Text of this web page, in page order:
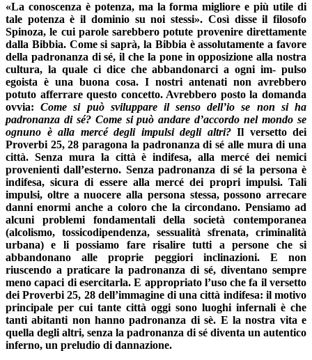
«La conoscenza è potenza, ma la forma migliore e più utile di
tale potenza è il dominio su noi stessi». Così disse il filosofo
Spinoza, le cui parole sarebbero potute provenire direttamente
dalla Bibbia. Come si saprà, la Bibbia è assolutamente a favore
della padro­nanza di sé, il che la pone in opposizione alla nostra
cultura, la quale ci dice che abbandonarci a ogni im- pulso
egoista è una buona cosa. I nostri antenati non avrebbero
potuto afferrare questo concetto. Avrebbero posto la domanda
ovvia:Come si può sviluppare il senso dell’io se non si ha
padronanza di sé? Come si può andare d’accor­do nel mondo se
ognuno è alla mercé degli impulsi degli altri?Il versetto dei
Proverbi 25, 28 paragona la pa­dronanza di sé alle mura di una
città. Senza mura la città è indifesa, alla mercé dei nemici
provenienti dall’esterno. Senza padronanza di sé la persona è
indifesa, sicura di essere alla mercé dei propri im­pulsi. Tali
impulsi, oltre a nuocere alla persona stes­sa, possono arrecare
danni enormi anche a coloro che la circondano. Pensiamo ad
alcuni problemi fondamentali della società contemporanea
(alcoli­smo, tossicodipendenza, sessualità sfrenata, crimi­nalità
urbana) e li possiamo fare risalire tutti a per­sone che si
abbandonano alle proprie peggiori incli­nazioni. E non
riuscendo a praticare la padronanza di sé, diventano sempre
meno capaci di esercitarla. E appropriato l’uso che fa il versetto
dei Proverbi 25, 28 dell’immagine di una città indifesa: il motivo
principale per cui tante città oggi sono luoghi infernali è che
tanti abitanti non hanno padronanza di sè. E la nostra vita e
quella degli altri, senza la padronanza di sé diventa un autentico
inferno, un preludio di dannazione.